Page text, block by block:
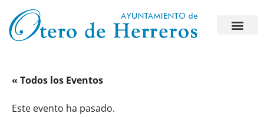
« Todos los Eventos
Este evento ha pasado.